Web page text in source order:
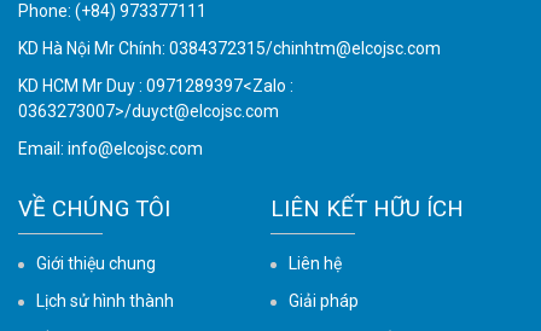
Phone: (+84) 973377111
KD Hà Nội Mr Chính: 0384372315/chinhtm@elcojsc.com
KD HCM Mr Duy : 0971289397<Zalo :
0363273007>/duyct@elcojsc.com
Email: info@elcojsc.com
VỀ CHÚNG TÔI
Giới thiệu chung
Lịch sử hình thành
LIÊN KẾT HỮU ÍCH
Liên hệ
Giải pháp